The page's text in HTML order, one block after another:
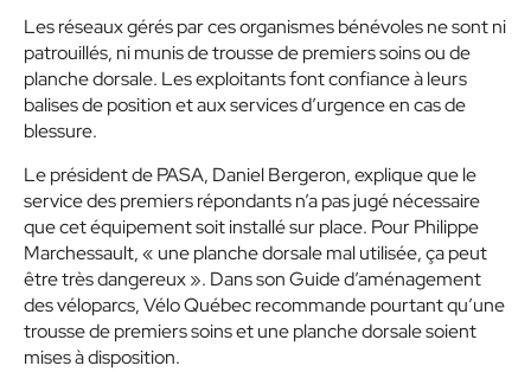
Les réseaux gérés par ces organismes bénévoles ne sont ni
patrouillés, ni munis de trousse de premiers soins ou de
planche dorsale. Les exploitants font confiance à leurs
balises de position et aux services d’urgence en cas de
blessure.
Le président de PASA, Daniel Bergeron, explique que le
service des premiers répondants n’a pas jugé nécessaire
que cet équipement soit installé sur place. Pour Philippe
Marchessault, « une planche dorsale mal utilisée, ça peut
être très dangereux ». Dans son Guide d’aménagement
des véloparcs, Vélo Québec recommande pourtant qu’une
trousse de premiers soins et une planche dorsale soient
mises à disposition.